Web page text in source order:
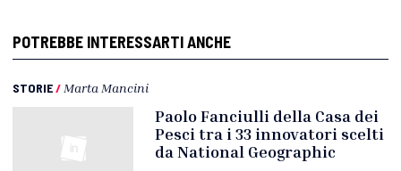
POTREBBE INTERESSARTI ANCHE
STORIE/ Marta Mancini
Paolo Fanciulli della Casa dei
Pesci tra i 33 innovatori scelti
da National Geographic